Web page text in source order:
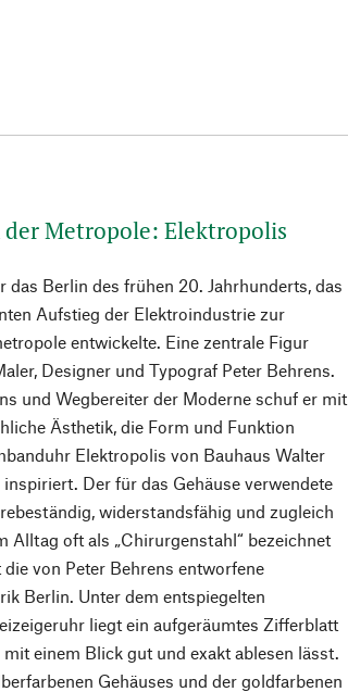
der Metropole: Elektropolis
das Berlin des frühen 20. Jahrhunderts, das
Aufstieg der Elektroindustrie zur
entwickelte. Eine zentrale Figur
Designer und Typograf Peter Behrens.
und Wegbereiter der Moderne schuf er mit
Ästhetik, die Form und Funktion
Elektropolis von Bauhaus Walter
Der für das Gehäuse verwendete
widerstandsfähig und zugleich
Alltag oft als „Chirurgenstahl“ bezeichnet
von Peter Behrens entworfene
Berlin. Unter dem entspiegelten
liegt ein aufgeräumtes Zifferblatt
einem Blick gut und exakt ablesen lässt.
Gehäuses und der goldfarbenen